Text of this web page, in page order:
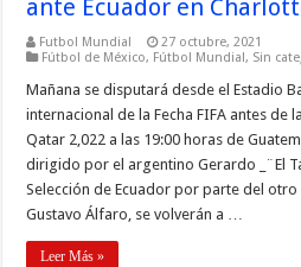
ante Ecuador en
Futbol Mundial
27 octubre, 2021
Fútbol de México, Fútbol Mundial, Sin
Mañana se disputará desde el Estadio
internacional de la Fecha FIFA antes de
Qatar 2,022 a las 19:00 horas de
dirigido por el argentino Gerardo _¨El
Selección de Ecuador por parte del
Gustavo Álfaro, se volverán a …
Leer Más »